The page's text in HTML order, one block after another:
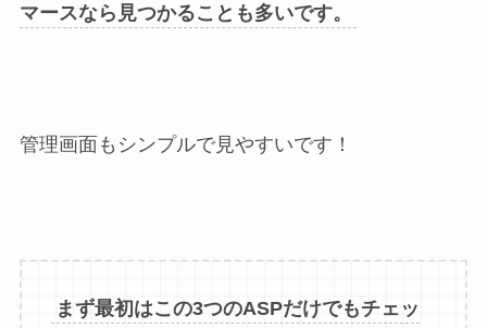
マースなら見つかることも多いです。
管理画面もシンプルで見やすいです！
まず最初はこの3つのASPだけでもチェッ